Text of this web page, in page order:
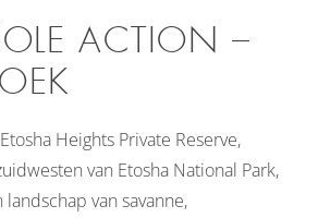
ACTION –
Heights Private Reserve,
van Etosha National Park,
landschap van savanne,